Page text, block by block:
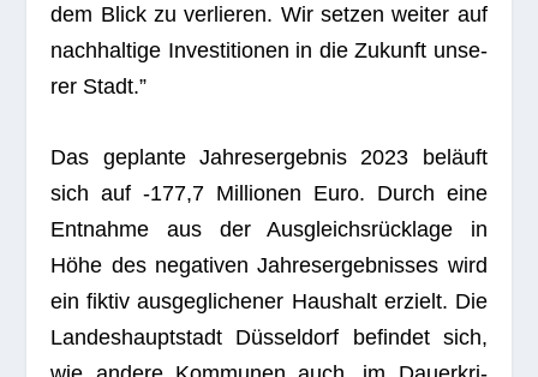
dem Blick zu ver­lie­ren. Wir set­zen wei­ter auf
nach­hal­tige Inves­ti­tio­nen in die Zukunft unse­
rer Stadt.”
Das geplante Jah­res­er­geb­nis 2023 beläuft
sich auf ‑177,7 Mil­lio­nen Euro. Durch eine
Ent­nahme aus der Aus­gleichs­rück­lage in
Höhe des nega­ti­ven Jah­res­er­geb­nis­ses wird
ein fik­tiv aus­ge­gli­che­ner Haus­halt erzielt. Die
Lan­des­haupt­stadt Düs­sel­dorf befin­det sich,